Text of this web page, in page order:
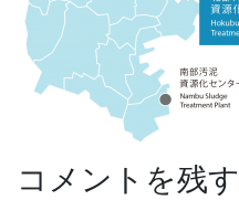
コメントを残す